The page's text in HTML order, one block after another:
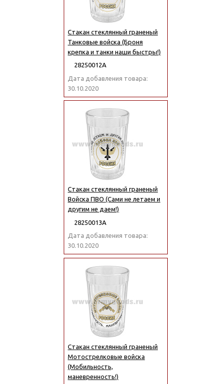
Стакан стеклянный граненый
Танковые войска (Броня
крепка и танки наши быстры!)
28250012А
Дата добавления товара:
30.10.2020
Стакан стеклянный граненый
Войска ПВО (Сами не летаем и
другим не даем!)
28250013А
Дата добавления товара:
30.10.2020
Стакан стеклянный граненый
Мотострелковые войска
(Мобильность,
маневренность!)